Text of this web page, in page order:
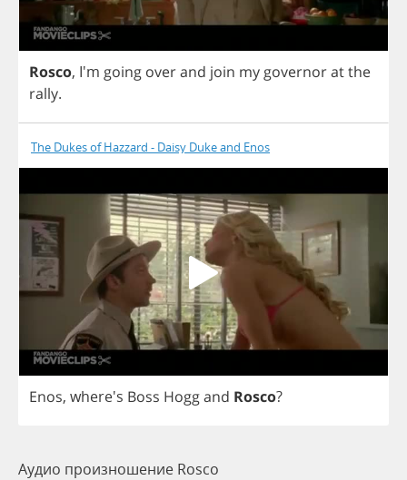
Rosco, I'm going overand join mygovernoratthe
rally.
The Dukes of Hazzard - Daisy Duke and Enos
Enos, where's Boss Hoggand Rosco?
Аудио произношение Rosco